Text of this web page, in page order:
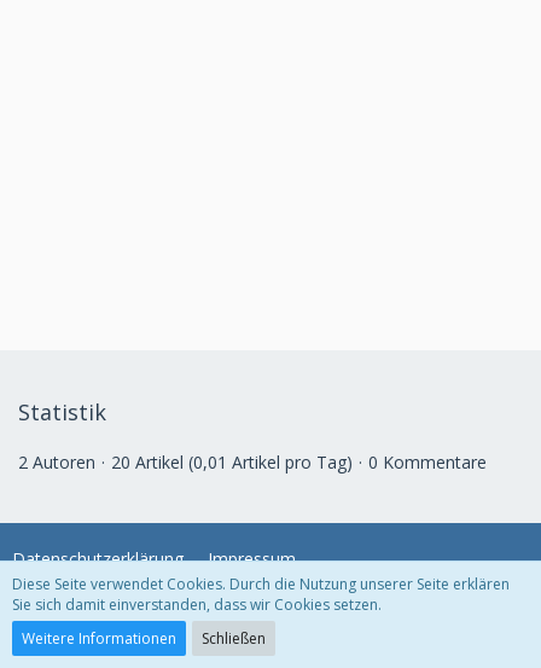
Statistik
2 Autoren 20 Artikel (0,01 Artikel pro Tag) 0 Kommentare
Datenschutzerklärung Impressum
Community-Software:
Diese Seite verwendet Cookies. Durch die Nutzung unserer Seite erklären
Sie sich damit einverstanden, dass wir Cookies setzen.
Weitere Informationen
Schließen